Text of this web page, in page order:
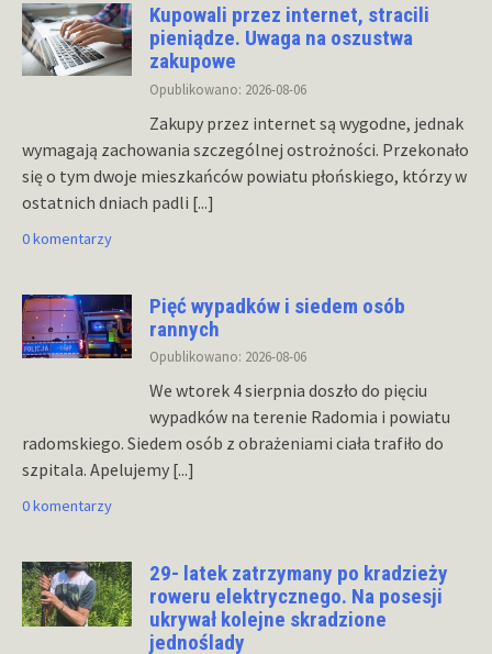
Kupowali przez internet, stracili
pieniądze. Uwaga na oszustwa
zakupowe
Opublikowano: 2026-08-06
Zakupy przez internet są wygodne, jednak
wymagają zachowania szczególnej ostrożności. Przekonało
się o tym dwoje mieszkańców powiatu płońskiego, którzy w
ostatnich dniach padli [...]
0 komentarzy
Pięć wypadków i siedem osób
rannych
Opublikowano: 2026-08-06
We wtorek 4 sierpnia doszło do pięciu
wypadków na terenie Radomia i powiatu
radomskiego. Siedem osób z obrażeniami ciała trafiło do
szpitala. Apelujemy [...]
0 komentarzy
29- latek zatrzymany po kradzieży
roweru elektrycznego. Na posesji
ukrywał kolejne skradzione
jednoślady